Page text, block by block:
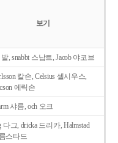
보기
발, snabbt 스납트, Jacob 야코브
칼손, Celsius 셀시우스,
에릭손
샤름, och 오크
다그, dricka 드리카, Halmstad
스타드